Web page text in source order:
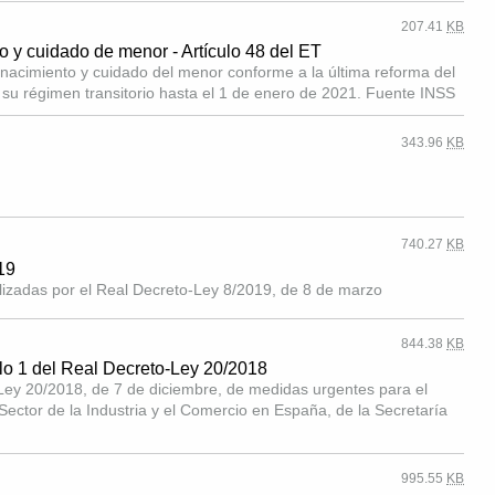
207.41 KB
y cuidado de menor - Artículo 48 del ET
y cuidado del menor conforme a la última reforma del
régimen transitorio hasta el 1 de enero de 2021. Fuente INSS
343.96 KB
740.27 KB
por el Real Decreto-Ley 8/2019, de 8 de marzo
844.38 KB
1 del Real Decreto-Ley 20/2018
20/2018, de 7 de diciembre, de medidas urgentes para el
de la Industria y el Comercio en España, de la Secretaría
995.55 KB